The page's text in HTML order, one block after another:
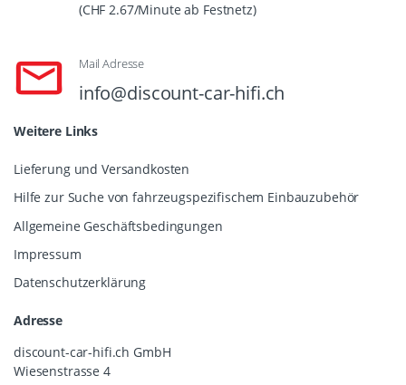
(CHF 2.67/Minute ab Festnetz)
Mail Adresse
info@discount-car-hifi.ch
Weitere Links
Lieferung und Versandkosten
Hilfe zur Suche von fahrzeugspezifischem Einbauzubehör
Allgemeine Geschäftsbedingungen
Impressum
Datenschutzerklärung
Adresse
discount-car-hifi.ch GmbH
Wiesenstrasse 4